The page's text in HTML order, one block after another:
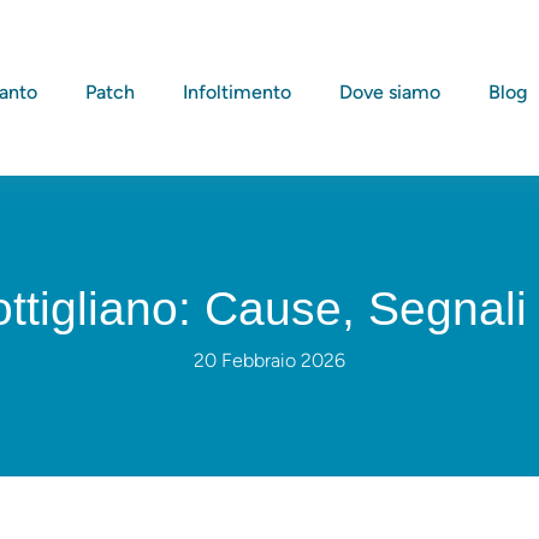
Patch Infoltimento Dove siamo Blog
Cause,
20 Febbraio 2026